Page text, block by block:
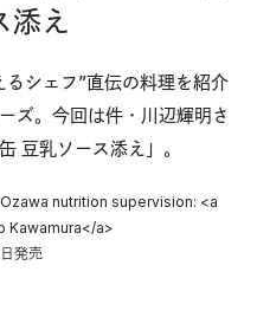
添え
シェフ”直伝の料理を紹介
ズ。今回は件・川辺輝明さ
豆乳ソース添え」。
nutrition supervision: <a
Kawamura</a>
発売